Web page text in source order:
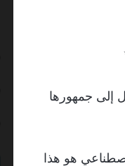
إلى جمهورها
هو هذا